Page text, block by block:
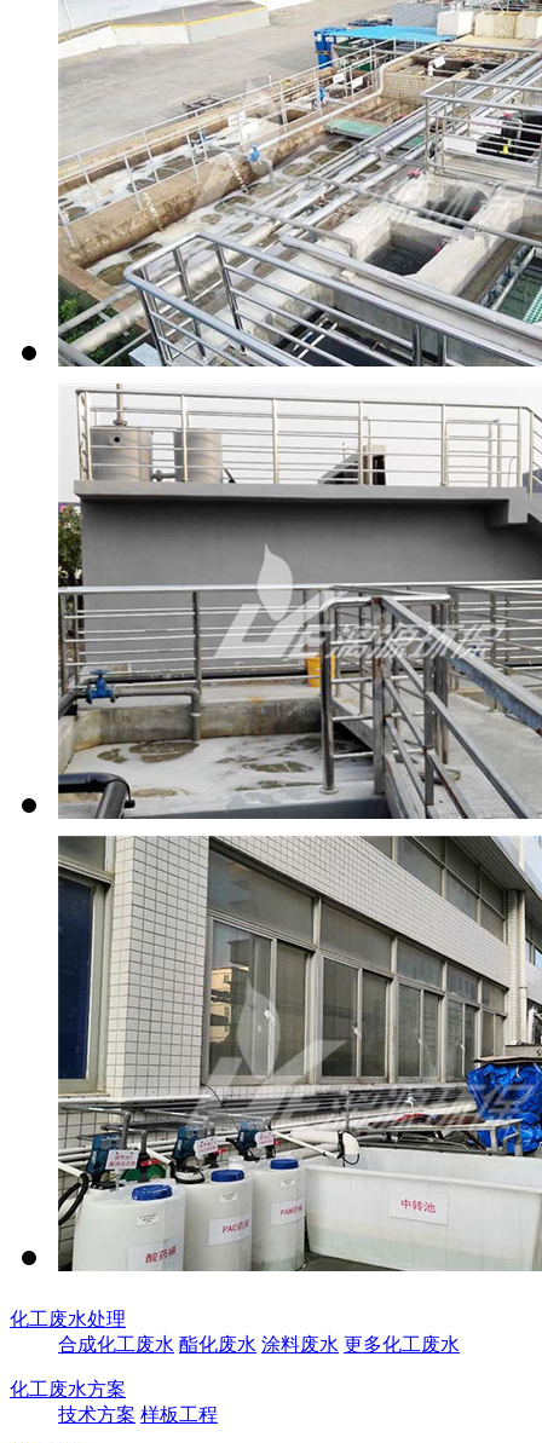
化工废水处理
合成化工废水 酯化废水 涂料废水 更多化工废水
化工废水方案
技术方案 样板工程